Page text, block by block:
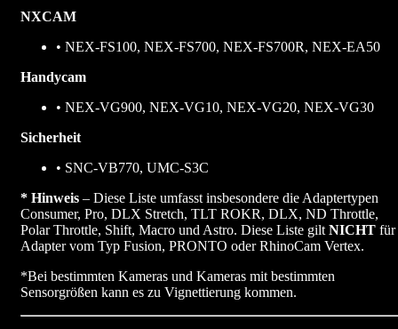
NXCAM
• NEX-FS100, NEX-FS700, NEX-FS700R, NEX-EA50
Handycam
• NEX-VG900, NEX-VG10, NEX-VG20, NEX-VG30
Sicherheit
• SNC-VB770, UMC-S3C
* Hinweis – Diese Liste umfasst insbesondere die Adaptertypen
Consumer, Pro, DLX Stretch, TLT ROKR, DLX, ND Throttle,
Polar Throttle, Shift, Macro und Astro. Diese Liste gilt NICHT für
Adapter vom Typ Fusion, PRONTO oder RhinoCam Vertex.
*Bei bestimmten Kameras und Kameras mit bestimmten
Sensorgrößen kann es zu Vignettierung kommen.